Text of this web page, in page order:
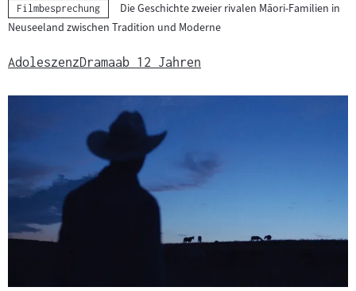
Kategorie:
Filmbesprechung
Die Geschichte zweier rivalen Māori-Familien in
Neuseeland zwischen Tradition und Moderne
AdoleszenzDramaab 12 Jahren